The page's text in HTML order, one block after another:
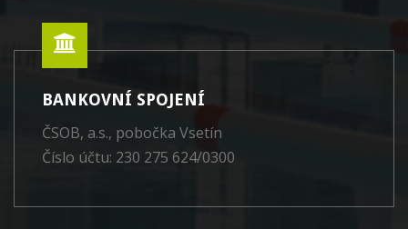
BANKOVNÍ SPOJENÍ
ČSOB, a.s., pobočka Vsetín
Číslo účtu: 230 275 624/0300